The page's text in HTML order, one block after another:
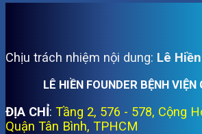
Chịu trách nhiệm nội dung: Lê Hiền
LÊ HIỀN FOUNDER BỆNH VIỆN
ĐỊA CHỈ: Tầng 2, 576 - 578, Cộng
Quận Tân Bình, TPHCM